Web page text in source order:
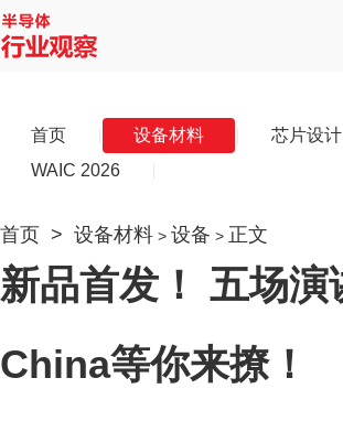
首页 设备材料 芯片设计
WAIC 2026
首页 > 设备材料 > 设备 > 正文
新品首发！ 五场
China等你来撩！